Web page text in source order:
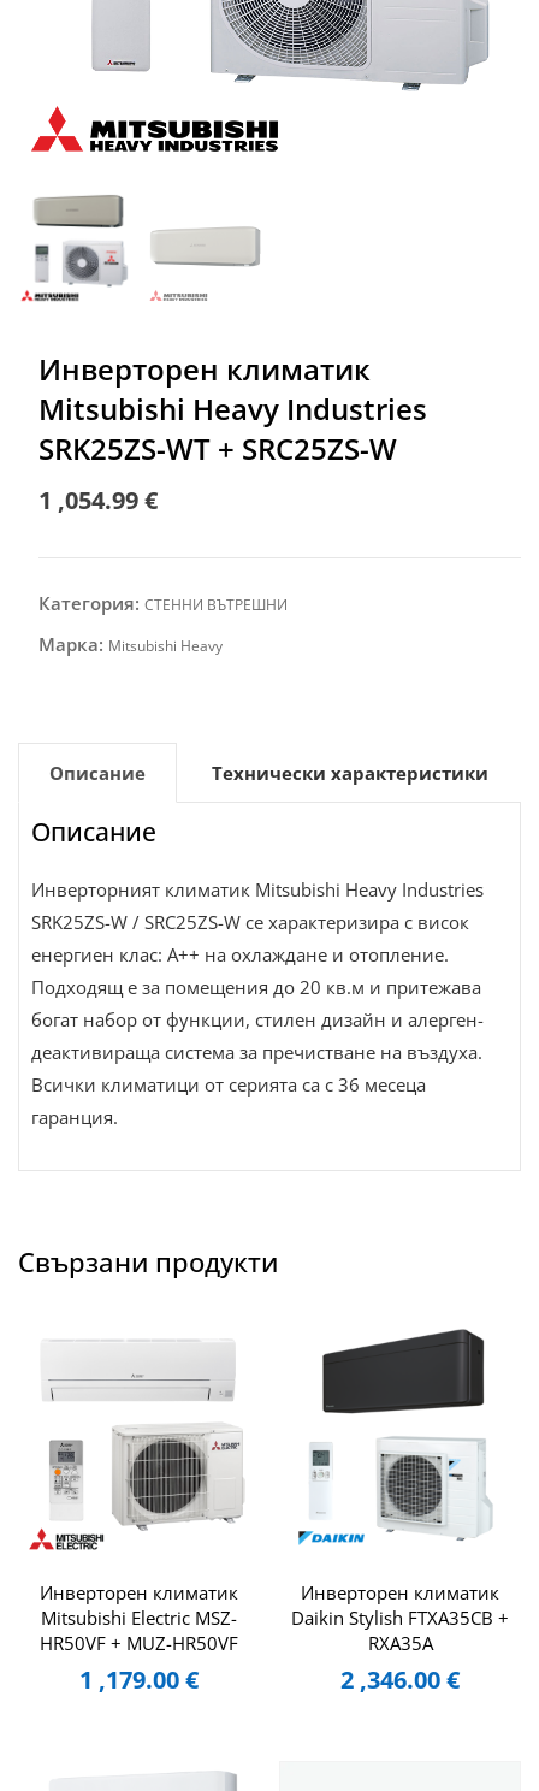
Инверторен климатик
Mitsubishi Heavy Industries
SRK25ZS-WT + SRC25ZS-W
1 ,054.99€
Категория: СТЕННИ ВЪТРЕШНИ
Марка: Mitsubishi Heavy
Описание Технически характеристики
Описание
Инверторният климатик Mitsubishi Heavy Industries
SRK25ZS-W / SRC25ZS-W се характеризира с висок
енергиен клас: А++ на охлаждане и отопление.
Подходящ е за помещения до 20 кв.м и притежава
богат набор от функции, стилен дизайн и алерген-
деактивираща система за пречистване на въздуха.
Всички климатици от серията са с 36 месеца
гаранция.
Свързани продукти
Инверторен климатик
Mitsubishi Electric MSZ-
HR50VF + MUZ-HR50VF
1 ,179.00€
Инверторен климатик
Daikin Stylish FTXA35CB +
RXA35A
2 ,346.00€